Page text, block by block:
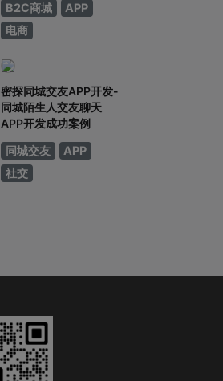
B2C商城
APP
电商
密探同城交友APP开发-
同城陌生人交友聊天
APP开发成功案例
同城交友
APP
社交